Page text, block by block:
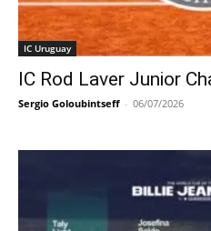
IC Uruguay
IC Rod Laver Junior
Sergio Goloubintseff - 06/07/2026